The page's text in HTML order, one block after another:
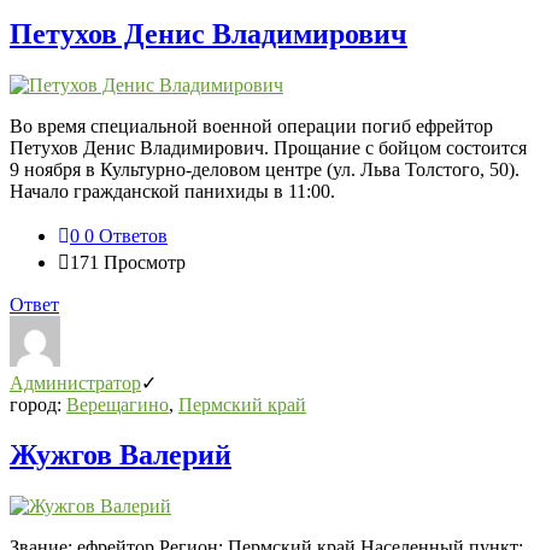
Петухов Денис Владимирович
Во время специальной военной операции погиб ефрейтор
Петухов Денис Владимирович. Прощание с бойцом состоится
9 ноября в Культурно-деловом центре (ул. Льва Толстого, 50).
Начало гражданской панихиды в 11:00.
0 0 Ответов
171 Просмотр
Ответ
Администратор
город: Верещагино, Пермский край
Жужгов Валерий